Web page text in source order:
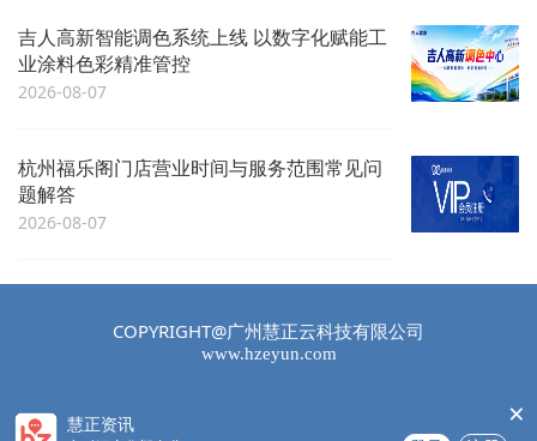
吉人高新智能调色系统上线 以数字化赋能工
业涂料色彩精准管控
2026-08-07
杭州福乐阁门店营业时间与服务范围常见问
题解答
2026-08-07
COPYRIGHT@广州慧正云科技有限公司
www.hzeyun.com
慧正资讯 ×